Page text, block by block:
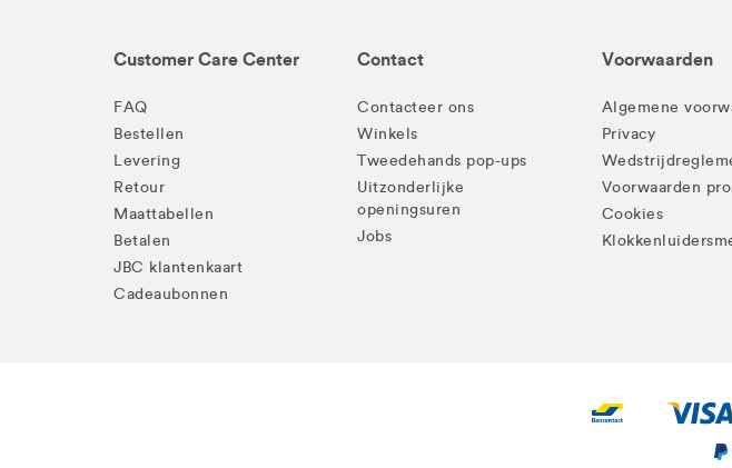
Customer Care Center
FAQ
Bestellen
Levering
Retour
Maattabellen
Betalen
JBC klantenkaart
Cadeaubonnen
Contact
Contacteer ons
Winkels
Tweedehands pop-ups
Uitzonderlijke
openingsuren
Jobs
Voorwaarden
Algemene
Privacy
Voorwaarden
Cookies